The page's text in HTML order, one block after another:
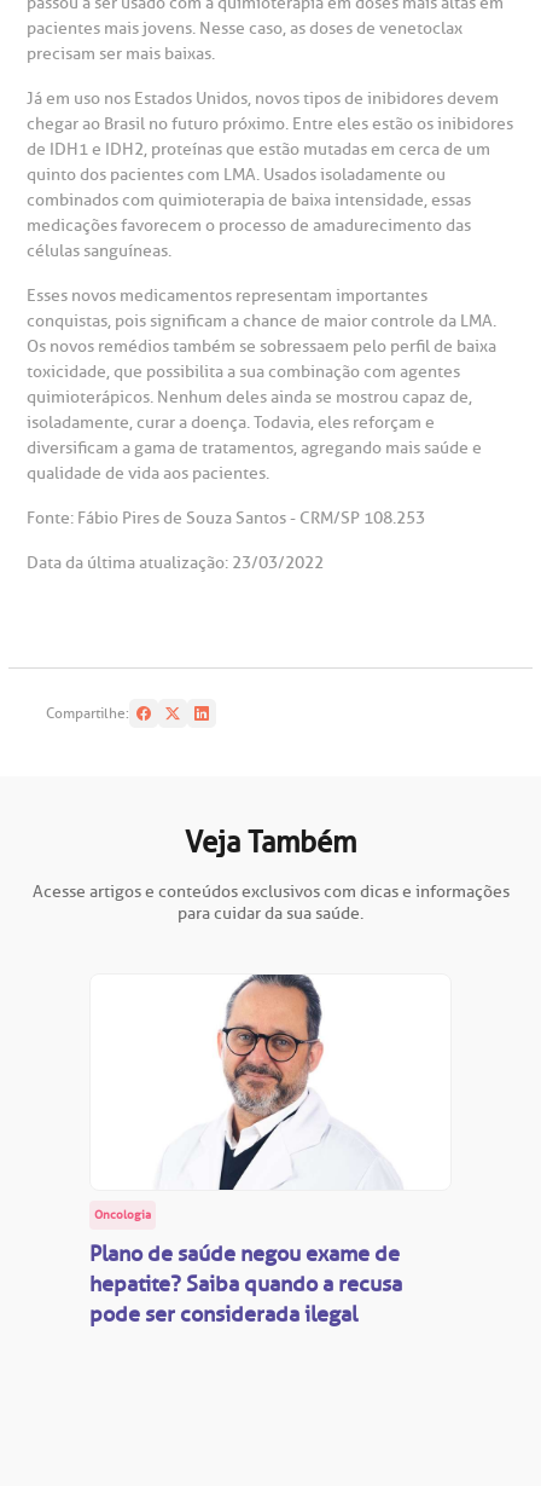
pacientes mais jovens. Nesse caso, as doses de venetoclax
precisam ser mais baixas.
Já em uso nos Estados Unidos, novos tipos de inibidores devem
chegar ao Brasil no futuro próximo. Entre eles estão os inibidores
de IDH1 e IDH2, proteínas que estão mutadas em cerca de um
quinto dos pacientes com LMA. Usados isoladamente ou
combinados com quimioterapia de baixa intensidade, essas
medicações favorecem o processo de amadurecimento das
células sanguíneas.
Esses novos medicamentos representam importantes
conquistas, pois significam a chance de maior controle da LMA.
Os novos remédios também se sobressaem pelo perfil de baixa
toxicidade, que possibilita a sua combinação com agentes
quimioterápicos. Nenhum deles ainda se mostrou capaz de,
isoladamente, curar a doença. Todavia, eles reforçam e
diversificam a gama de tratamentos, agregando mais saúde e
qualidade de vida aos pacientes.
Fonte: Fábio Pires de Souza Santos - CRM/SP 108.253
Data da última atualização: 23/03/2022
Compartilhe:
Veja Também
Acesse artigos e conteúdos exclusivos com dicas e informações
para cuidar da sua saúde.
Oncologia
Plano de saúde negou exame de
hepatite? Saiba quando a recusa
pode ser considerada ilegal